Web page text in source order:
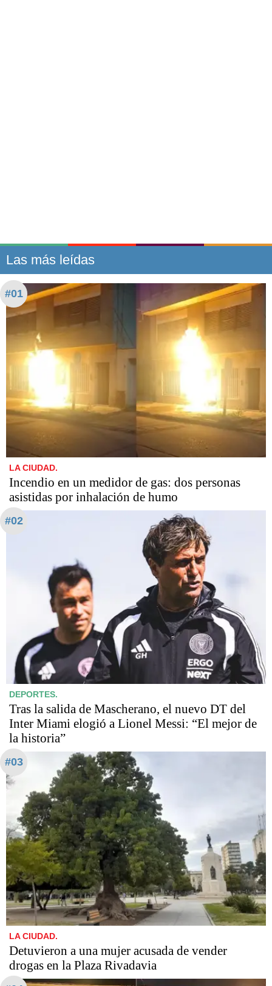
Las más leídas
#01
LA CIUDAD.
Incendio en un medidor de gas: dos personas
asistidas por inhalación de humo
#02
DEPORTES.
Tras la salida de Mascherano, el nuevo DT del
Inter Miami elogió a Lionel Messi: “El mejor de
la historia”
#03
LA CIUDAD.
Detuvieron a una mujer acusada de vender
drogas en la Plaza Rivadavia